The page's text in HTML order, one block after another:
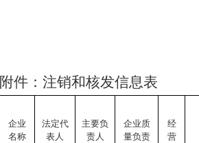
附件：注销和核发信息表
企业
名称
法定代
表人
主要负
责人
企业质
量负责
经
营